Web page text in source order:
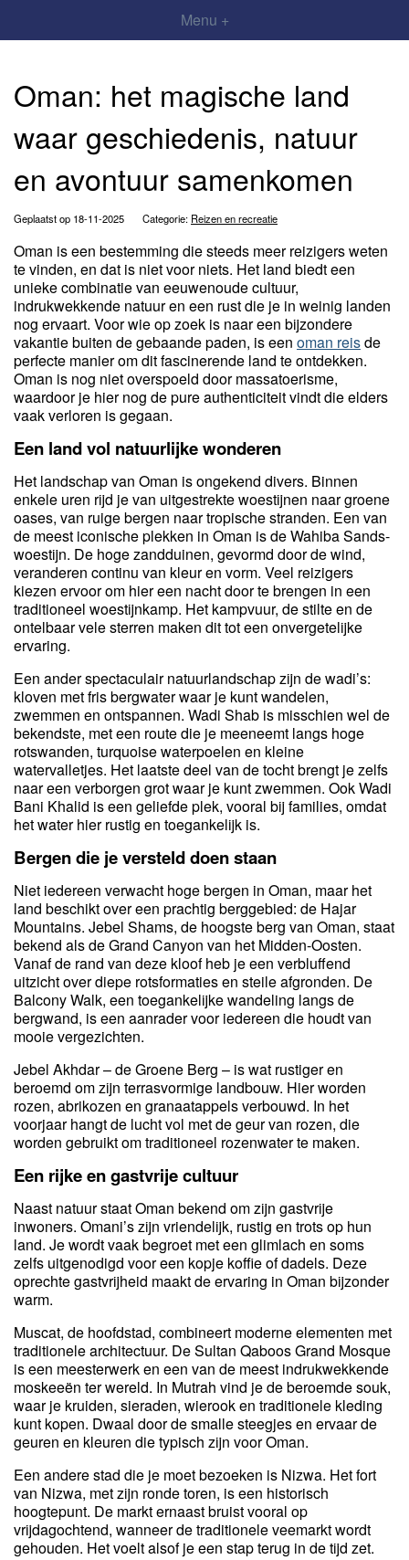
Menu +
Oman: het magische land
waar geschiedenis, natuur
en avontuur samenkomen
Geplaatst op 18-11-2025 Categorie: Reizen en recreatie
Oman is een bestemming die steeds meer reizigers weten
te vinden, en dat is niet voor niets. Het land biedt een
unieke combinatie van eeuwenoude cultuur,
indrukwekkende natuur en een rust die je in weinig landen
nog ervaart. Voor wie op zoek is naar een bijzondere
vakantie buiten de gebaande paden, is een oman reisde
perfecte manier om dit fascinerende land te ontdekken.
Oman is nog niet overspoeld door massatoerisme,
waardoor je hier nog de pure authenticiteit vindt die elders
vaak verloren is gegaan.
Een land vol natuurlijke wonderen
Het landschap van Oman is ongekend divers. Binnen
enkele uren rijd je van uitgestrekte woestijnen naar groene
oases, van ruige bergen naar tropische stranden. Een van
de meest iconische plekken in Oman is de Wahiba Sands-
woestijn. De hoge zandduinen, gevormd door de wind,
veranderen continu van kleur en vorm. Veel reizigers
kiezen ervoor om hier een nacht door te brengen in een
traditioneel woestijnkamp. Het kampvuur, de stilte en de
ontelbaar vele sterren maken dit tot een onvergetelijke
ervaring.
Een ander spectaculair natuurlandschap zijn de wadi’s:
kloven met fris bergwater waar je kunt wandelen,
zwemmen en ontspannen. Wadi Shab is misschien wel de
bekendste, met een route die je meeneemt langs hoge
rotswanden, turquoise waterpoelen en kleine
watervalletjes. Het laatste deel van de tocht brengt je zelfs
naar een verborgen grot waar je kunt zwemmen. Ook Wadi
Bani Khalid is een geliefde plek, vooral bij families, omdat
het water hier rustig en toegankelijk is.
Bergen die je versteld doen staan
Niet iedereen verwacht hoge bergen in Oman, maar het
land beschikt over een prachtig berggebied: de Hajar
Mountains. Jebel Shams, de hoogste berg van Oman, staat
bekend als de Grand Canyon van het Midden-Oosten.
Vanaf de rand van deze kloof heb je een verbluffend
uitzicht over diepe rotsformaties en steile afgronden. De
Balcony Walk, een toegankelijke wandeling langs de
bergwand, is een aanrader voor iedereen die houdt van
mooie vergezichten.
Jebel Akhdar – de Groene Berg – is wat rustiger en
beroemd om zijn terrasvormige landbouw. Hier worden
rozen, abrikozen en granaatappels verbouwd. In het
voorjaar hangt de lucht vol met de geur van rozen, die
worden gebruikt om traditioneel rozenwater te maken.
Een rijke en gastvrije cultuur
Naast natuur staat Oman bekend om zijn gastvrije
inwoners. Omani’s zijn vriendelijk, rustig en trots op hun
land. Je wordt vaak begroet met een glimlach en soms
zelfs uitgenodigd voor een kopje koffie of dadels. Deze
oprechte gastvrijheid maakt de ervaring in Oman bijzonder
warm.
Muscat, de hoofdstad, combineert moderne elementen met
traditionele architectuur. De Sultan Qaboos Grand Mosque
is een meesterwerk en een van de meest indrukwekkende
moskeeën ter wereld. In Mutrah vind je de beroemde souk,
waar je kruiden, sieraden, wierook en traditionele kleding
kunt kopen. Dwaal door de smalle steegjes en ervaar de
geuren en kleuren die typisch zijn voor Oman.
Een andere stad die je moet bezoeken is Nizwa. Het fort
van Nizwa, met zijn ronde toren, is een historisch
hoogtepunt. De markt ernaast bruist vooral op
vrijdagochtend, wanneer de traditionele veemarkt wordt
gehouden. Het voelt alsof je een stap terug in de tijd zet.